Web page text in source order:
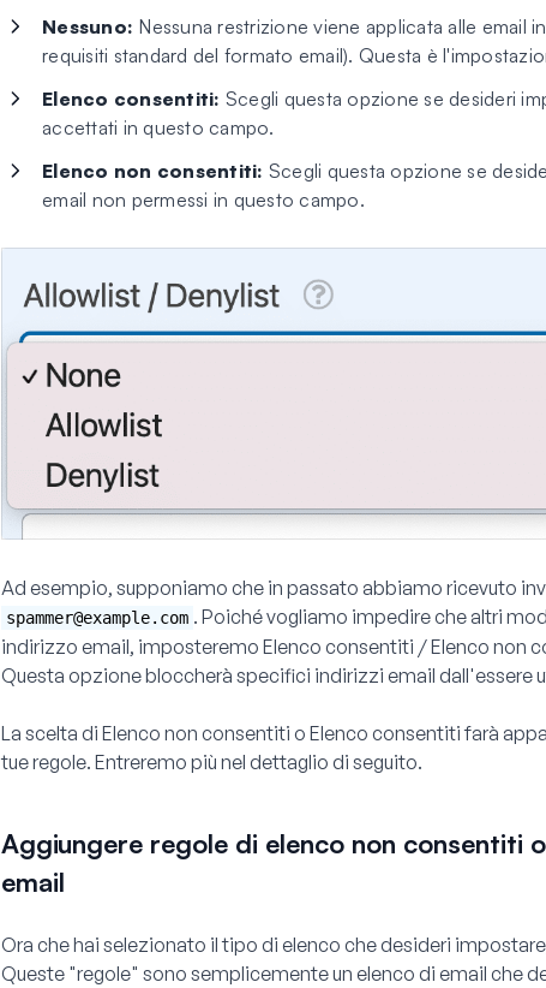
Nessuno: Nessuna restrizione viene applicata alle email
requisiti standard del formato email). Questa è
Elenco consentiti: Scegli questa opzione se desideri
accettati in questo campo.
Elenco non consentiti: Scegli questa opzione se
email non permessi in questo campo.
Ad esempio, supponiamo che in passato abbiamo ricevuto
spammer@example.com . Poiché vogliamo impedire che altri
indirizzo email, imposteremo Elenco consentiti / Elenco non
Questa opzione bloccherà specifici indirizzi email dall'essere
La scelta di Elenco non consentiti o Elenco consentitifarà
tue regole. Entreremo più nel dettaglio di seguito.
Aggiungere regole di elenco non consentiti
email
Ora che hai selezionato il tipo di elenco che desideri
Queste "regole" sono semplicemente un elenco di email che